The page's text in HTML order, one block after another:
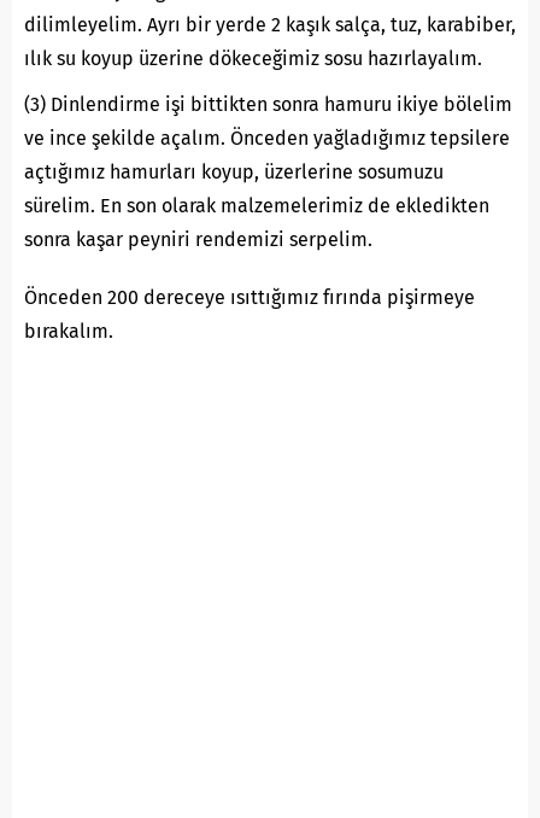
dilimleyelim. Ayrı bir yerde 2 kaşık salça, tuz, karabiber,
ılık su koyup üzerine dökeceğimiz sosu hazırlayalım.
(3) Dinlendirme işi bittikten sonra hamuru ikiye bölelim
ve ince şekilde açalım. Önceden yağladığımız tepsilere
açtığımız hamurları koyup, üzerlerine sosumuzu
sürelim. En son olarak malzemelerimiz de ekledikten
sonra kaşar peyniri rendemizi serpelim.
Önceden 200 dereceye ısıttığımız fırında pişirmeye
bırakalım.